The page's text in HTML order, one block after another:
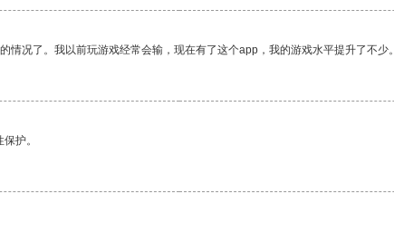
况了。我以前玩游戏经常会输，现在有了这个app，我的游戏水平提升了不少。
护。